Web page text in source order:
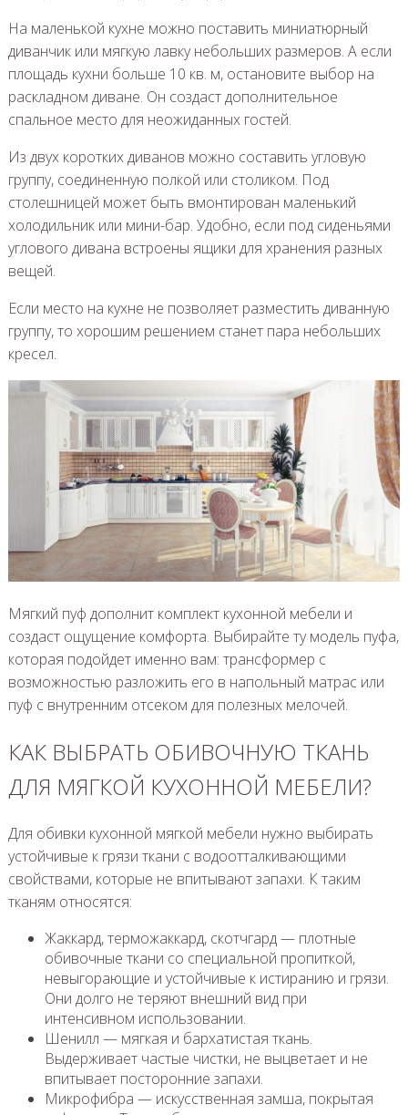
На маленькой кухне можно поставить миниатюрный
диванчик или мягкую лавку небольших размеров. А если
площадь кухни больше 10 кв. м, остановите выбор на
раскладном диване. Он создаст дополнительное
спальное место для неожиданных гостей.
Из двух коротких диванов можно составить угловую
группу, соединенную полкой или столиком. Под
столешницей может быть вмонтирован маленький
холодильник или мини-бар. Удобно, если под сиденьями
углового дивана встроены ящики для хранения разных
вещей.
Если место на кухне не позволяет разместить диванную
группу, то хорошим решением станет пара небольших
кресел.
Мягкий пуф дополнит комплект кухонной мебели и
создаст ощущение комфорта. Выбирайте ту модель пуфа,
которая подойдет именно вам: трансформер с
возможностью разложить его в напольный матрас или
пуф с внутренним отсеком для полезных мелочей.
КАК ВЫБРАТЬ ОБИВОЧНУЮ ТКАНЬ
ДЛЯ МЯГКОЙ КУХОННОЙ МЕБЕЛИ?
Для обивки кухонной мягкой мебели нужно выбирать
устойчивые к грязи ткани с водоотталкивающими
свойствами, которые не впитывают запахи. К таким
тканям относятся:
Жаккард, терможаккард, скотчгард — плотные
обивочные ткани со специальной пропиткой,
невыгорающие и устойчивые к истиранию и грязи.
Они долго не теряют внешний вид при
интенсивном использовании.
Шенилл — мягкая и бархатистая ткань.
Выдерживает частые чистки, не выцветает и не
впитывает посторонние запахи.
Микрофибра — искусственная замша, покрытая